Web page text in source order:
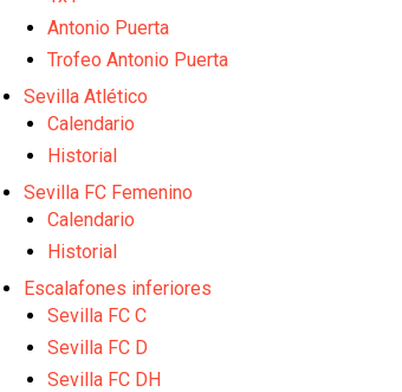
Luis García Plaza: No sufrir ya es un
Apuesta por la juventud y las ideas
Crónica Pretemporada | Xerez DFC 1-0
Antonio Puerta
Trofeo Antonio Puerta
Sevilla Atlético
Calendario
Historial
Sevilla FC Femenino
Calendario
Historial
Escalafones inferiores
Sevilla FC C
Sevilla FC D
Sevilla FC DH